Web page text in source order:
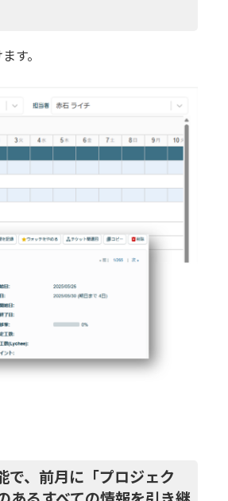
す。
で、前月に「プロジェク